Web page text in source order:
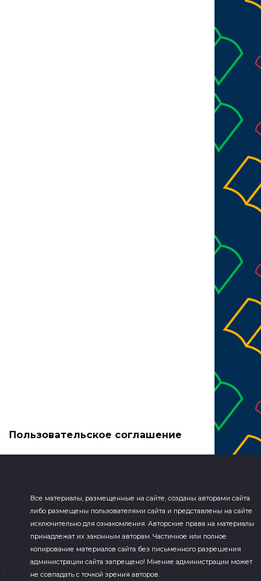
Пользовательское соглашение
Все материалы, размещенные на сайте, созданы авторами сайта
либо размещены пользователями сайта и представлены на сайте
исключительно для ознакомления. Авторские права на материалы
принадлежат их законным авторам. Частичное или полное
копирование материалов сайта без письменного разрешения
администрации сайта запрещено! Мнение администрации может
не совпадать с точкой зрения авторов.